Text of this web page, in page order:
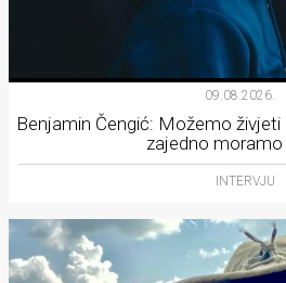
09.08.2026.
Benjamin Čengić: Možemo živjeti
zajedno moramo
INTERVJU